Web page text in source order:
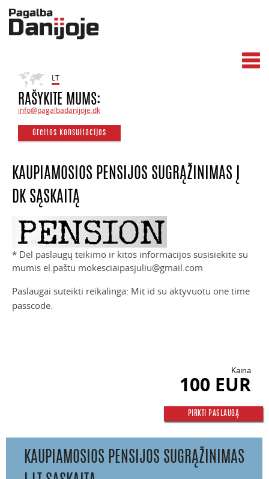
LT
RAŠYKITE MUMS:
info@pagalbadanijoje.dk
Greitos konsultacijos
KAUPIAMOSIOS PENSIJOS SUGRĄŽINIMAS Į
DK SĄSKAITĄ
* Dėl paslaugų teikimo ir kitos informacijos susisiekite su
mumis el.paštu mokesciaipasjuliu@gmail.com
Paslaugai suteikti reikalinga: Mit id su aktyvuotu one time
passcode.
Kaina
100 EUR
PIRKTI PASLAUGĄ
KAUPIAMOSIOS PENSIJOS SUGRĄŽINIMAS